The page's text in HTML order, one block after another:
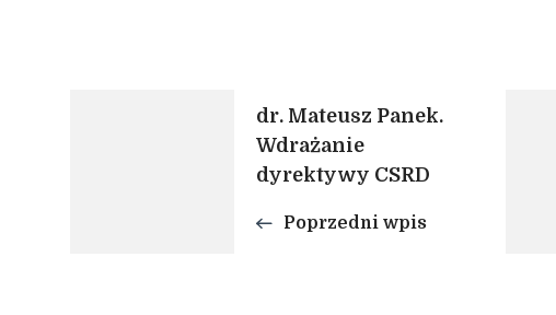
Nawigacjadr. Mateusz Panek.
Wdrażanie
dyrektywy CSRD
Poprzedni wpis